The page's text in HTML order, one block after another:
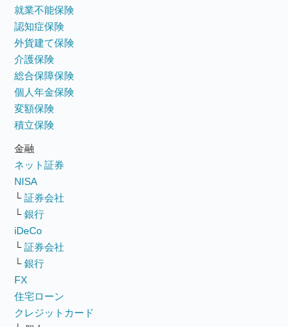
就業不能保険
認知症保険
外貨建て保険
介護保険
総合保障保険
個人年金保険
変額保険
積立保険
金融
ネット証券
NISA
└ 証券会社
└ 銀行
iDeCo
└ 証券会社
└ 銀行
FX
住宅ローン
クレジットカード